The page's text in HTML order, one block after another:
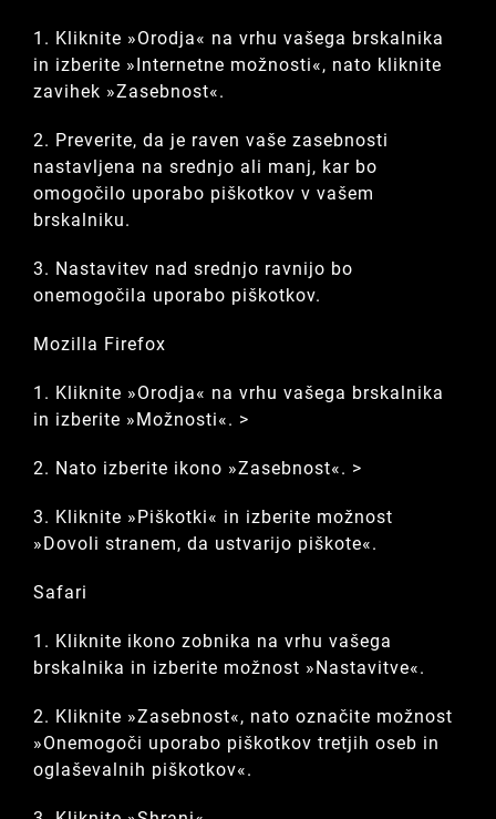
1. Kliknite »Orodja« na vrhu vašega brskalnika
in izberite »Internetne možnosti«, nato kliknite
zavihek »Zasebnost«.
2. Preverite, da je raven vaše zasebnosti
nastavljena na srednjo ali manj, kar bo
omogočilo uporabo piškotkov v vašem
brskalniku.
3. Nastavitev nad srednjo ravnijo bo
onemogočila uporabo piškotkov.
Mozilla Firefox
1. Kliknite »Orodja« na vrhu vašega brskalnika
in izberite »Možnosti«. >
2. Nato izberite ikono »Zasebnost«. >
3. Kliknite »Piškotki« in izberite možnost
»Dovoli stranem, da ustvarijo piškote«.
Safari
1. Kliknite ikono zobnika na vrhu vašega
brskalnika in izberite možnost »Nastavitve«.
2. Kliknite »Zasebnost«, nato označite možnost
»Onemogoči uporabo piškotkov tretjih oseb in
oglaševalnih piškotkov«.